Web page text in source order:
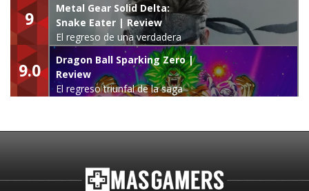
9
Metal Gear Solid Delta:
Snake Eater | Review
El regreso de una verdadera
leyenda
9.0
Dragon Ball Sparking Zero |
Review
El regreso triunfal de la saga